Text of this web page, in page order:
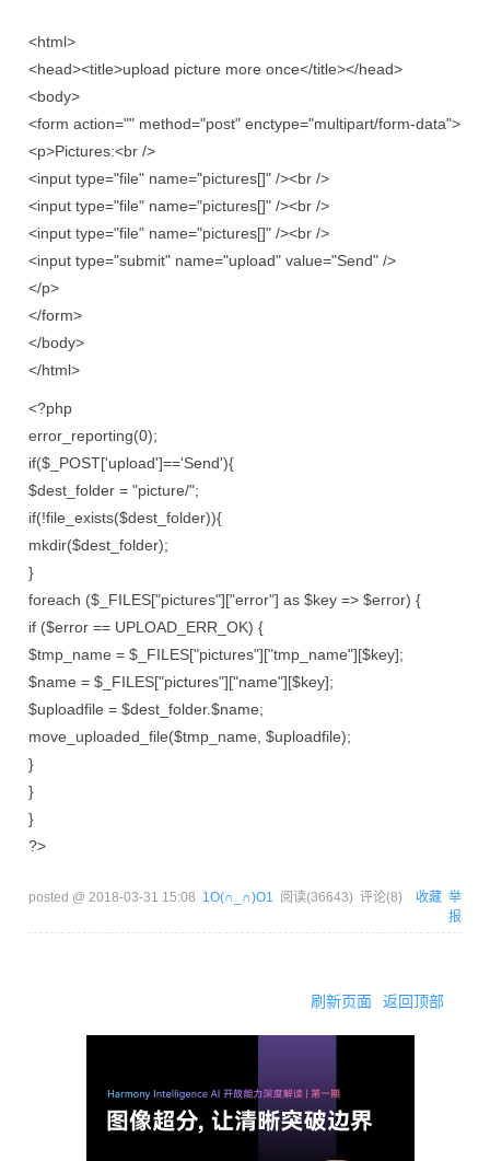
<html>
<head><title>upload picture more once</title></head>
<body>
<form action="" method="post" enctype="multipart/form-data">
<p>Pictures:<br />
<input type="file" name="pictures[]" /><br />
<input type="file" name="pictures[]" /><br />
<input type="file" name="pictures[]" /><br />
<input type="submit" name="upload" value="Send" />
</p>
</form>
</body>
</html>
<?php
error_reporting(0);
if($_POST['upload']=='Send'){
$dest_folder = "picture/";
if(!file_exists($dest_folder)){
mkdir($dest_folder);
}
foreach ($_FILES["pictures"]["error"] as $key => $error) {
if ($error == UPLOAD_ERR_OK) {
$tmp_name = $_FILES["pictures"]["tmp_name"][$key];
$name = $_FILES["pictures"]["name"][$key];
$uploadfile = $dest_folder.$name;
move_uploaded_file($tmp_name, $uploadfile);
}
}
}
?>
posted @ 2018-03-31 15:08 1O(∩_∩)O1 阅读(36643) 评论(8) 收藏 举
报
刷新页面 返回顶部